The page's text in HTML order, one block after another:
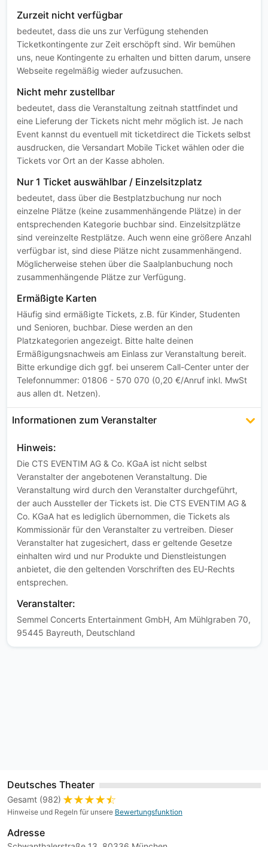
Zurzeit nicht verfügbar
bedeutet, dass die uns zur Verfügung stehenden
Ticketkontingente zur Zeit erschöpft sind. Wir bemühen
uns, neue Kontingente zu erhalten und bitten darum, unsere
Webseite regelmäßig wieder aufzusuchen.
Nicht mehr zustellbar
bedeutet, dass die Veranstaltung zeitnah stattfindet und
eine Lieferung der Tickets nicht mehr möglich ist. Je nach
Event kannst du eventuell mit ticketdirect die Tickets selbst
ausdrucken, die Versandart Mobile Ticket wählen oder die
Tickets vor Ort an der Kasse abholen.
Nur 1 Ticket auswählbar / Einzelsitzplatz
bedeutet, dass über die Bestplatzbuchung nur noch
einzelne Plätze (keine zusammenhängende Plätze) in der
entsprechenden Kategorie buchbar sind. Einzelsitzplätze
sind vereinzelte Restplätze. Auch wenn eine größere Anzahl
verfügbar ist, sind diese Plätze nicht zusammenhängend.
Möglicherweise stehen über die Saalplanbuchung noch
zusammenhängende Plätze zur Verfügung.
Ermäßigte Karten
Häufig sind ermäßigte Tickets, z.B. für Kinder, Studenten
und Senioren, buchbar. Diese werden an den
Platzkategorien angezeigt. Bitte halte deinen
Ermäßigungsnachweis am Einlass zur Veranstaltung bereit.
Bitte erkundige dich ggf. bei unserem Call-Center unter der
Telefonnummer: 01806 - 570 070 (0,20 €/Anruf inkl. MwSt
aus allen dt. Netzen).
Informationen zum Veranstalter
Hinweis:
Die CTS EVENTIM AG & Co. KGaA ist nicht selbst
Veranstalter der angebotenen Veranstaltung. Die
Veranstaltung wird durch den Veranstalter durchgeführt,
der auch Aussteller der Tickets ist. Die CTS EVENTIM AG &
Co. KGaA hat es lediglich übernommen, die Tickets als
Kommissionär für den Veranstalter zu vertreiben. Dieser
Veranstalter hat zugesichert, dass er geltende Gesetze
einhalten wird und nur Produkte und Dienstleistungen
anbietet, die den geltenden Vorschriften des EU-Rechts
entsprechen.
Veranstalter:
Semmel Concerts Entertainment GmbH, Am Mühlgraben 70,
95445 Bayreuth, Deutschland
Deutsches Theater
Gesamt (982)
Hinweise und Regeln für unsere Bewertungsfunktion
Adresse